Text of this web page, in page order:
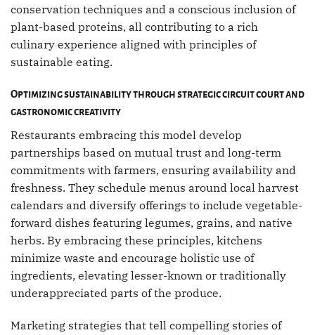
conservation techniques and a conscious inclusion of
plant-based proteins, all contributing to a rich
culinary experience aligned with principles of
sustainable eating.
Optimizing sustainability through strategic circuit court and
gastronomic creativity
Restaurants embracing this model develop
partnerships based on mutual trust and long-term
commitments with farmers, ensuring availability and
freshness. They schedule menus around local harvest
calendars and diversify offerings to include vegetable-
forward dishes featuring legumes, grains, and native
herbs. By embracing these principles, kitchens
minimize waste and encourage holistic use of
ingredients, elevating lesser-known or traditionally
underappreciated parts of the produce.
Marketing strategies that tell compelling stories of